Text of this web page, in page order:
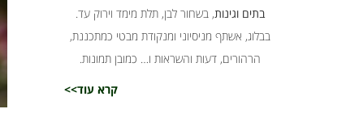
בתים וגינות, בשחור לבן, תלת מימד וירוק עד.
בבלוג, אשתף מניסיוני ומנקודת מבטי כמתכננת,
הרהורים, דעות והשראות ו… כמובן תמונות.
קרא עוד>>